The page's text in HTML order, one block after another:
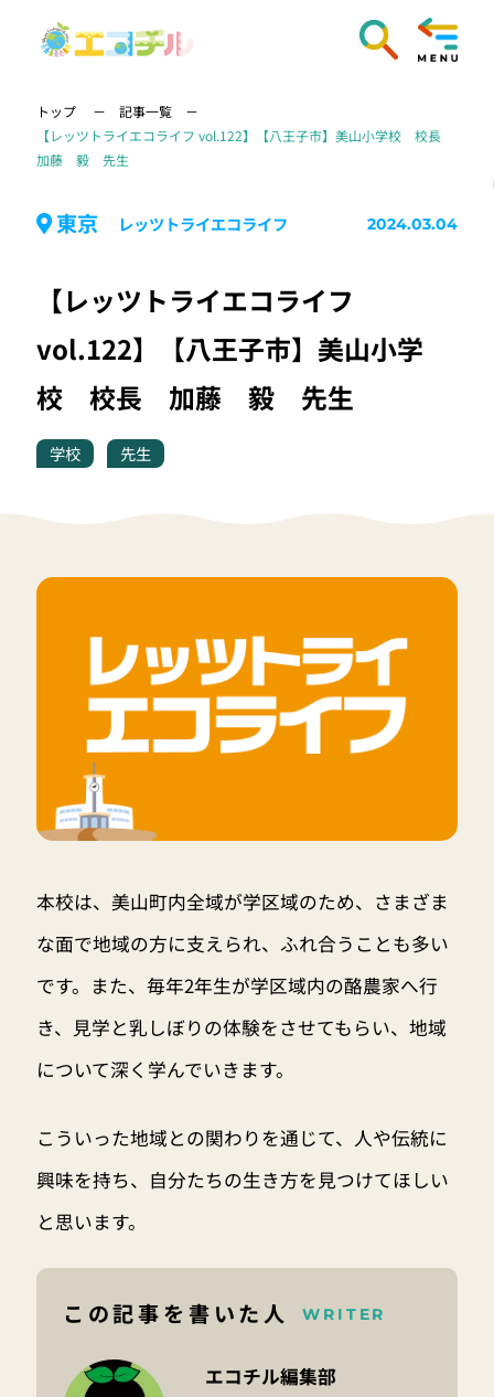
トップ
記事一覧
【レッツトライエコライフ vol.122】【八王子市】美山小学校 校長
加藤 毅 先生
東京 レッツトライエコライフ 2024.03.04
【レッツトライエコライフ
vol.122】【八王子市】美山小学
校 校長 加藤 毅 先生
学校 先生
本校は、美山町内全域が学区域のため、さまざま
な面で地域の方に支えられ、ふれ合うことも多い
です。また、毎年2年生が学区域内の酪農家へ行
き、見学と乳しぼりの体験をさせてもらい、地域
について深く学んでいきます。
こういった地域との関わりを通じて、人や伝統に
興味を持ち、自分たちの生き方を見つけてほしい
と思います。
この記事を書いた人 WRITER
エコチル編集部